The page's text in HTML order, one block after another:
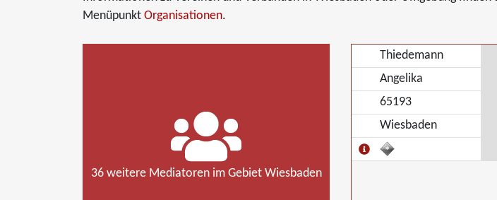
Menüpunkt Organisationen.
36 weitere Mediatoren im Gebiet Wiesbaden
Thiedemann
Angelika
65193
Wiesbaden